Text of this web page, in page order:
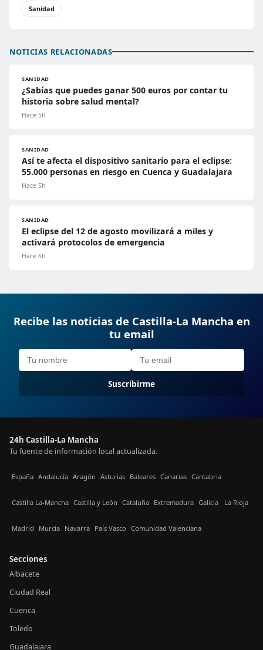
Sanidad
NOTICIAS RELACIONADAS
SANIDAD
¿Sabías que puedes ganar 500 euros por contar tu
historia sobre salud mental?
Hace 5h
SANIDAD
Así te afecta el dispositivo sanitario para el eclipse:
55.000 personas en riesgo en Cuenca y Guadalajara
Hace 5h
SANIDAD
El eclipse del 12 de agosto movilizará a miles y
activará protocolos de emergencia
Hace 6h
Recibe las noticias de Castilla-La Mancha en
tu email
Suscribirme
24h Castilla-La Mancha
Tu fuente de información local actualizada.
España Andalucía Aragón Asturias Baleares Canarias Cantabria
Castilla La-Mancha Castilla y León Cataluña Extremadura Galicia La Rioja
Madrid Murcia Navarra País Vasco Comunidad Valenciana
Secciones
Albacete
Ciudad Real
Cuenca
Toledo
Guadalajara